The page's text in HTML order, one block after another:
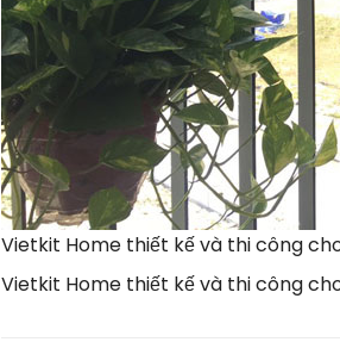
Vietkit Home thiết kế và thi công
Vietkit Home thiết kế và thi công